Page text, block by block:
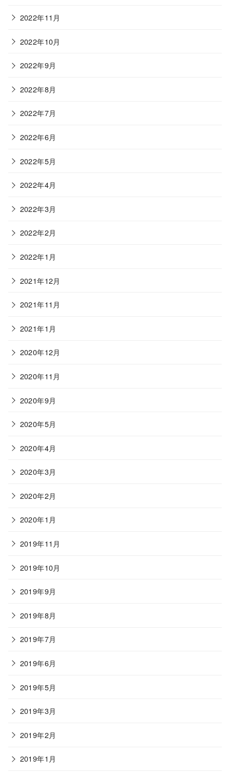
2022年11月
2022年10月
2022年9月
2022年8月
2022年7月
2022年6月
2022年5月
2022年4月
2022年3月
2022年2月
2022年1月
2021年12月
2021年11月
2021年1月
2020年12月
2020年11月
2020年9月
2020年5月
2020年4月
2020年3月
2020年2月
2020年1月
2019年11月
2019年10月
2019年9月
2019年8月
2019年7月
2019年6月
2019年5月
2019年3月
2019年2月
2019年1月